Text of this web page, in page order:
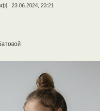
23.06.2024, 23:21